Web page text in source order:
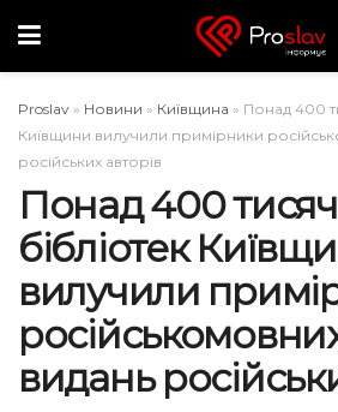
Proslav » Новини » Київщина » Понад 400
Київщини вилучили примірники
російських авторів
Понад 400
бібліотек
вилучили
видань